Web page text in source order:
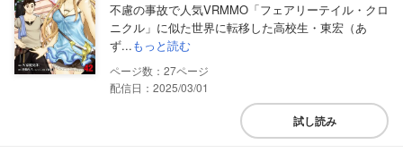
不慮の事故で人気VRMMO「フェアリーテイル・クロ
ニクル」に似た世界に転移した高校生・東宏（あ
ず...もっと読む
27
配信日：2025/03/01
試し読み